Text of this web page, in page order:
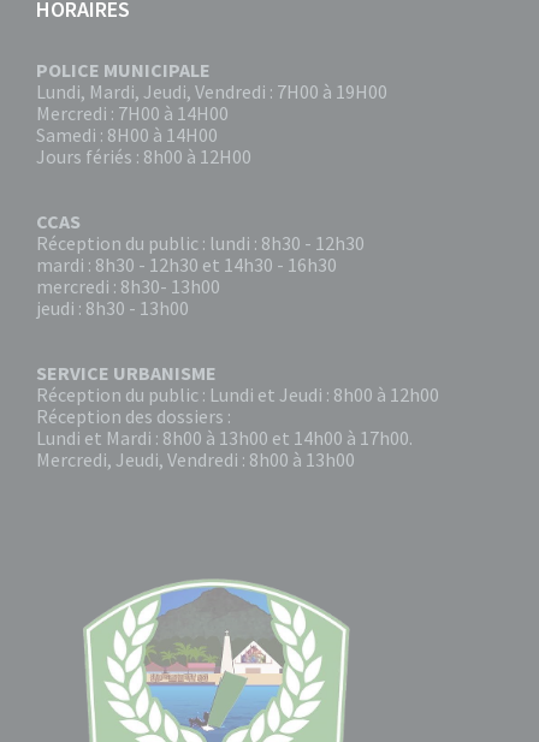
HORAIRES
POLICE MUNICIPALE
Lundi, Mardi, Jeudi, Vendredi : 7H00 à 19H00
Mercredi : 7H00 à 14H00
Samedi : 8H00 à 14H00
Jours fériés : 8h00 à 12H00
CCAS
Réception du public : lundi : 8h30 - 12h30
mardi : 8h30 - 12h30 et 14h30 - 16h30
mercredi : 8h30- 13h00
jeudi : 8h30 - 13h00
SERVICE URBANISME
Réception du public : Lundi et Jeudi : 8h00 à 12h00
Réception des dossiers :
Lundi et Mardi : 8h00 à 13h00 et 14h00 à 17h00.
Mercredi, Jeudi, Vendredi : 8h00 à 13h00